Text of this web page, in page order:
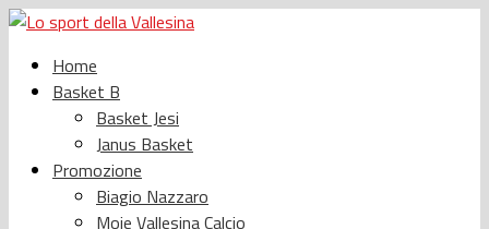
Home
Basket B
Basket Jesi
Janus Basket
Promozione
Biagio Nazzaro
Moie Vallesina Calcio